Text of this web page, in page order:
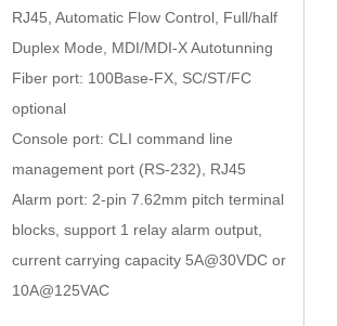
RJ45, Automatic Flow Control, Full/half
Duplex Mode, MDI/MDI-X Autotunning
Fiber port: 100Base-FX, SC/ST/FC
optional
Console port: CLI command line
management port (RS-232), RJ45
Alarm port: 2-pin 7.62mm pitch terminal
blocks, support 1 relay alarm output,
current carrying capacity 5A@30VDC or
10A@125VAC